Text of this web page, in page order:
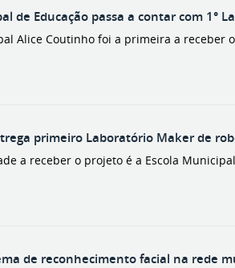
de Educação passa a contar com 1°
Alice Coutinho foi a primeira a receber
primeiro Laboratório Maker de
a receber o projeto é a Escola
de reconhecimento facial na rede